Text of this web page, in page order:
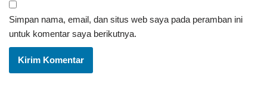
Simpan nama, email, dan situs web saya pada peramban ini
untuk komentar saya berikutnya.